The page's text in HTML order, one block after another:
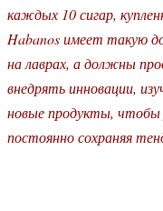
каждых 10 сигар,
Habanos имеет такую
на лаврах, а должны
внедрять инновации,
новые продукты, чтобы
постоянно сохраняя